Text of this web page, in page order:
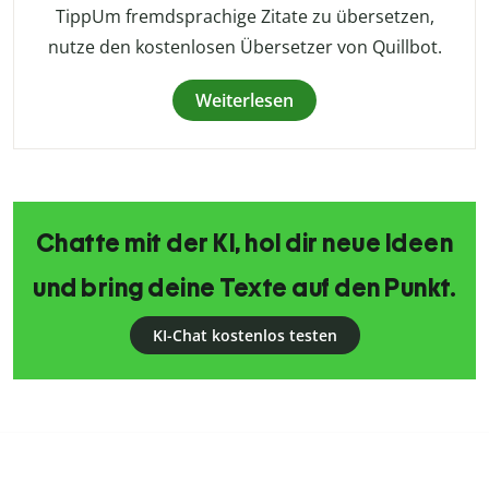
TippUm fremdsprachige Zitate zu übersetzen,
nutze den kostenlosen Übersetzer von Quillbot.
Weiterlesen
Chatte mit der KI, hol dir neue Ideen
und bring deine Texte auf den Punkt.
KI-Chat kostenlos testen